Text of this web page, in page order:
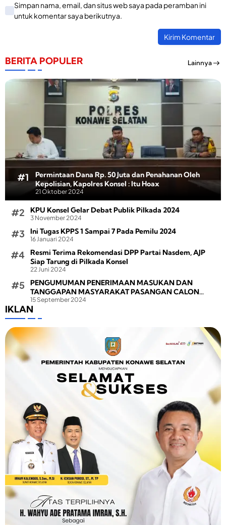
Simpan nama, email, dan situs web saya pada peramban ini
untuk komentar saya berikutnya.
BERITA POPULER Lainnya
Permintaan Dana Rp. 50 Juta dan Penahanan Oleh
Kepolisian, Kapolres Konsel : Itu Hoax
21 Oktober 2024
KPU Konsel Gelar Debat Publik Pilkada 2024
3 November 2024
Ini Tugas KPPS 1 Sampai 7 Pada Pemilu 2024
16 Januari 2024
Resmi Terima Rekomendasi DPP Partai Nasdem, AJP
Siap Tarung di Pilkada Konsel
22 Juni 2024
PENGUMUMAN PENERIMAAN MASUKAN DAN
TANGGAPAN MASYARAKAT PASANGAN CALON
BUPATI DAN WAKIL BUPATI PADA PEMILIHAN BUPATI
DAN WAKIL BUPATI KONAWE SELATAN TAHUN 2024
15 September 2024
IKLAN